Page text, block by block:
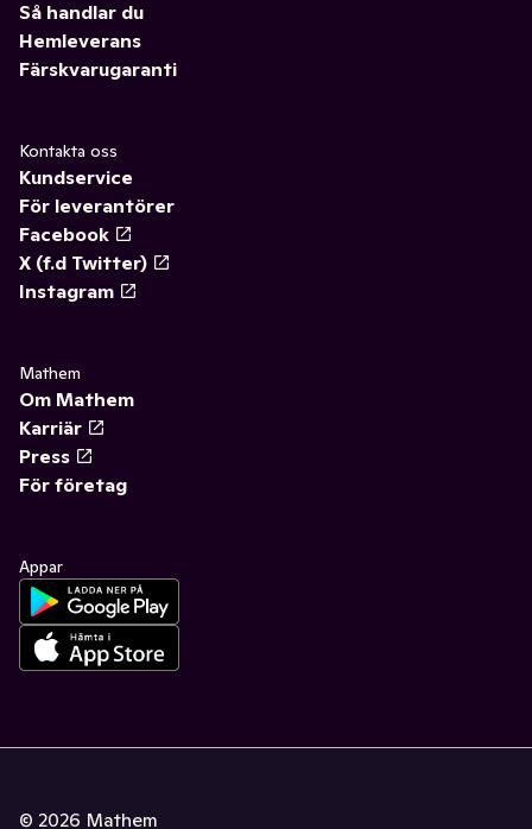
Så handlar du
Hemleverans
Färskvarugaranti
Kontakta oss
Kundservice
För leverantörer
Facebook
X (f.d Twitter)
Instagram
Mathem
Om Mathem
Karriär
Press
För företag
Appar
© 2026 Mathem